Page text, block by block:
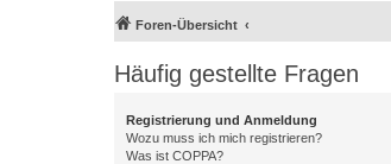
Foren-Übersicht
Häufig gestellte Fragen
Registrierung und Anmeldung
Wozu muss ich mich registrieren?
Was ist COPPA?